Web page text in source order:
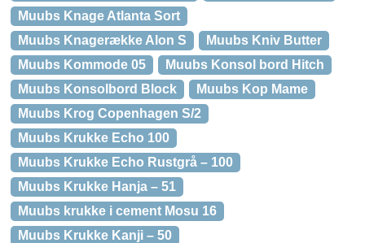
Muubs Knage Atlanta Sort
Muubs Knagerække Alon S
Muubs Kniv Butter
Muubs Kommode 05
Muubs Konsol bord Hitch
Muubs Konsolbord Block
Muubs Kop Mame
Muubs Krog Copenhagen S/2
Muubs Krukke Echo 100
Muubs Krukke Echo Rustgrå – 100
Muubs Krukke Hanja – 51
Muubs krukke i cement Mosu 16
Muubs Krukke Kanji – 50